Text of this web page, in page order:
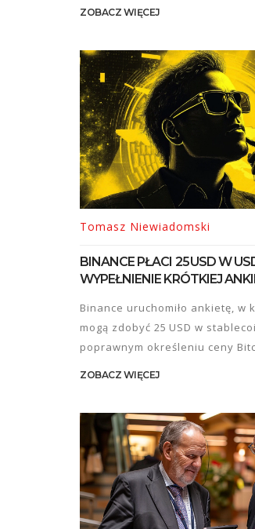
ZOBACZ WIĘCEJ
Tomasz Niewiadomski
BINANCE PŁACI 25 USD W
WYPEŁNIENIE KRÓTKIEJ
Binance uruchomiło ankietę, w
mogą zdobyć 25 USD w
poprawnym określeniu ceny
krótką sondaźnię i podać
danych rynkowych od
ZOBACZ WIĘCEJ